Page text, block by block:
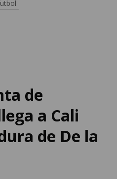
de
a Cali
de De la